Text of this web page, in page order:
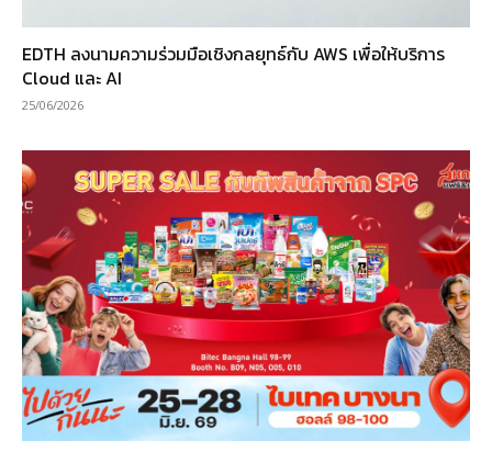
EDTH ลงนามความร่วมมือเชิงกลยุทธ์กับ AWS เพื่อให้บริการ
Cloud และ AI
25/06/2026